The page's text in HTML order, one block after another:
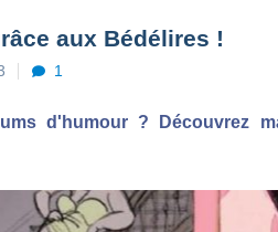
aux Bédélires !
1
d'humour ? Découvrez